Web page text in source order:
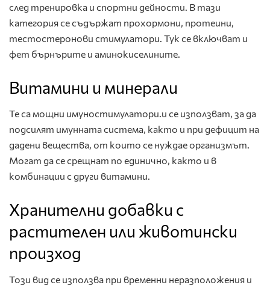
след тренировка и спортни дейности. В тази
категория се съдържат прохормони, протеини,
тестостеронови стимулатори. Тук се включват и
фет бърнърите и аминокиселините.
Витамини и минерали
Те са мощни имуностимулатори.и се използват, за да
подсилят имунната система, както и при дефицит на
дадени вещества, от които се нуждае организмът.
Могат да се срещнат по единично, както и в
комбинации с други витамини.
Хранителни добавки с
растителен или животински
произход
Този вид се използва при временни неразположения и